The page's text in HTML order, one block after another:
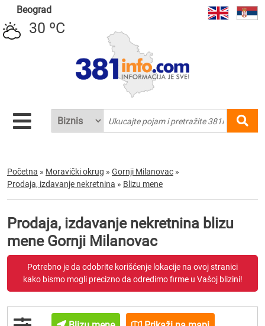
Beograd
30 ºC
Početna » Moravički okrug » Gornji Milanovac »
Prodaja, izdavanje nekretnina » Blizu mene
Prodaja, izdavanje nekretnina blizu
mene Gornji Milanovac
Potrebno je da odobrite korišćenje lokacije na ovoj stranici
kako bismo mogli precizno da odredimo firme u Vašoj blizini!